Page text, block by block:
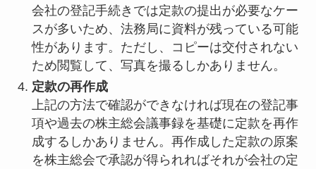
会社の登記手続きでは定款の提出が必要なケー
スが多いため、法務局に資料が残っている可能
性があります。ただし、コピーは交付されない
ため閲覧して、写真を撮るしかありません。
定款の再作成
上記の方法で確認ができなければ現在の登記事
項や過去の株主総会議事録を基礎に定款を再作
成するしかありません。再作成した定款の原案
を株主総会で承認が得られればそれが会社の定